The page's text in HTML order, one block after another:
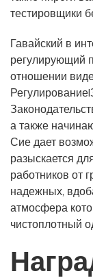
тестировщики
Гавайский в
регулирующий
отношении
а также
Сие дает
разыскается
работников от
надежных,
атмосфера
чистоплотный